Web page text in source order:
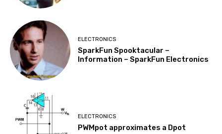
ELECTRONICS
SparkFun Spooktacular –
Information – SparkFun Electronics
ELECTRONICS
PWMpot approximates a Dpot